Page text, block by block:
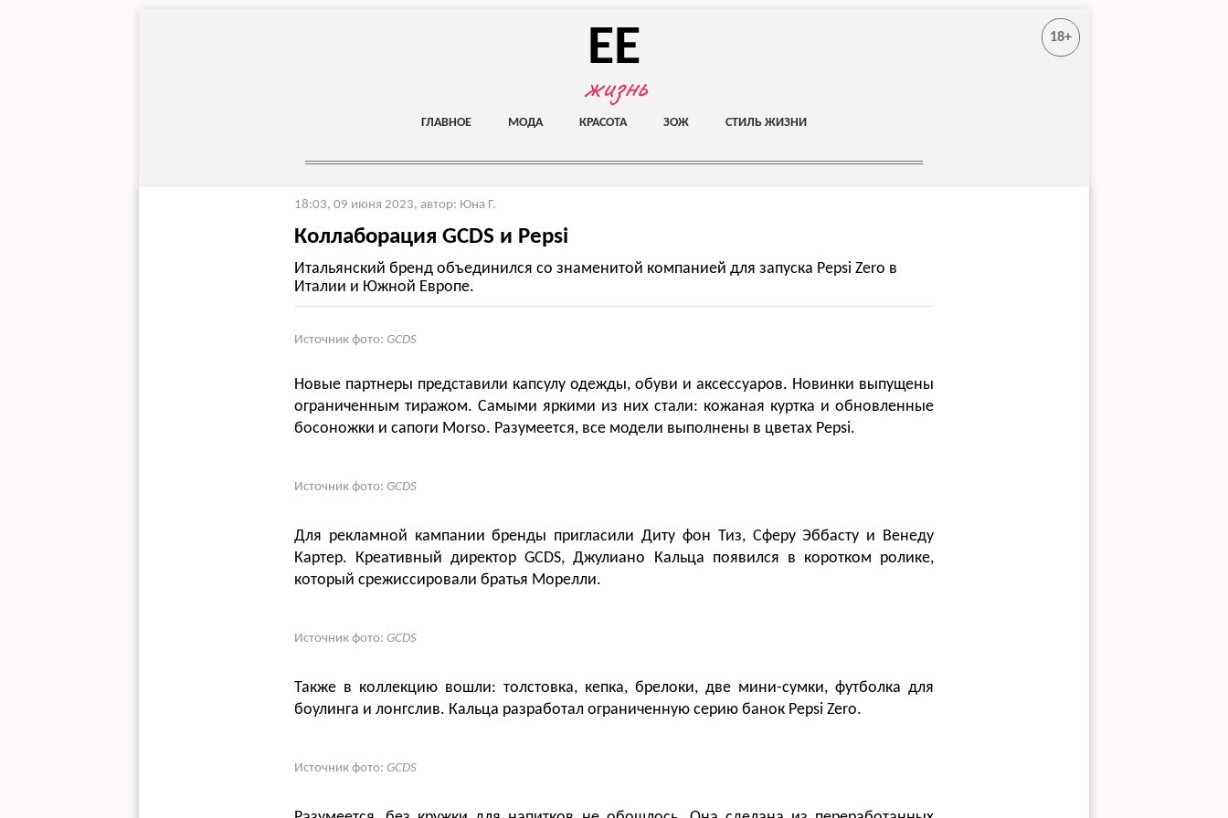
EE
жизнь
18+
ГЛАВНОЕ МОДА КРАСОТА ЗОЖ СТИЛЬ ЖИЗНИ
18:03, 09 июня 2023, автор: Юна Г.
Коллаборация GCDS и Pepsi
Итальянский бренд объединился со знаменитой компанией для запуска Pepsi Zero в
Италии и Южной Европе.
Источник фото: GCDS
Новые партнеры представили капсулу одежды, обуви и аксессуаров. Новинки выпущены
ограниченным тиражом. Самыми яркими из них стали: кожаная куртка и обновленные
босоножки и сапоги Morso. Разумеется, все модели выполнены в цветах Pepsi.
Источник фото: GCDS
Для рекламной кампании бренды пригласили Диту фон Тиз, Сферу Эббасту и Венеду
Картер. Креативный директор GCDS, Джулиано Кальца появился в коротком ролике,
который срежиссировали братья Морелли.
Источник фото: GCDS
Также в коллекцию вошли: толстовка, кепка, брелоки, две мини-сумки, футболка для
боулинга и лонгслив. Кальца разработал ограниченную серию банок Pepsi Zero.
Источник фото: GCDS